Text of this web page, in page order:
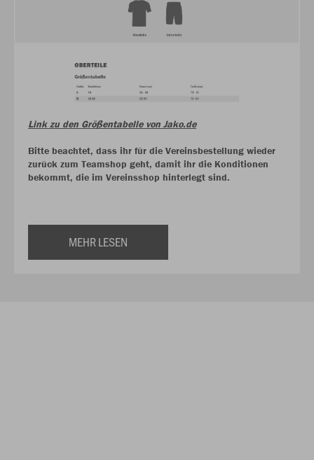
Link zu den Größentabelle von Jako.de
Bitte beachtet, dass ihr für die Vereinsbestellung wieder
zurück zum Teamshop geht, damit ihr die Konditionen
bekommt, die im Vereinsshop hinterlegt sind.
MEHR LESEN